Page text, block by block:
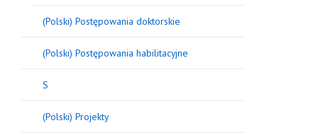
(Polski) Postępowania doktorskie
(Polski) Postępowania habilitacyjne
S
(Polski) Projekty